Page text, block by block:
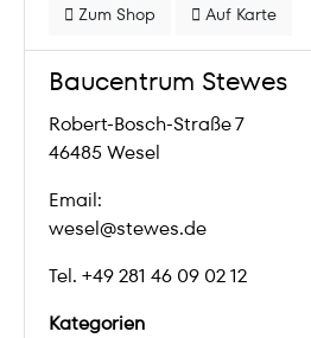
Zum Shop Auf Karte
Baucentrum Stewes
Robert-Bosch-Straße 7
46485 Wesel
Email:
wesel@stewes.de
Tel. +49 281 46 09 02 12
Kategorien